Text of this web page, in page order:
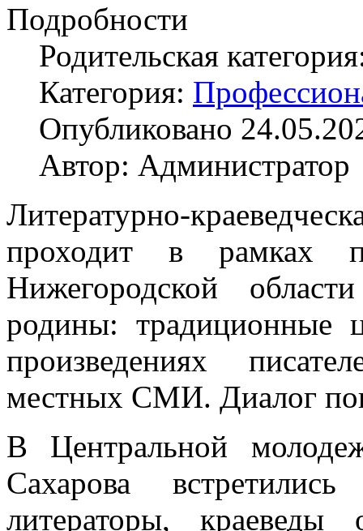
Подробности
Родительская
Категория:
Опубликовано
Автор: Администратор
Литературно-
проходит в рамках
Нижегородской
родины: традиционные
произведениях
местных СМИ. Диалог
В Центральной
Сахарова
литераторы,